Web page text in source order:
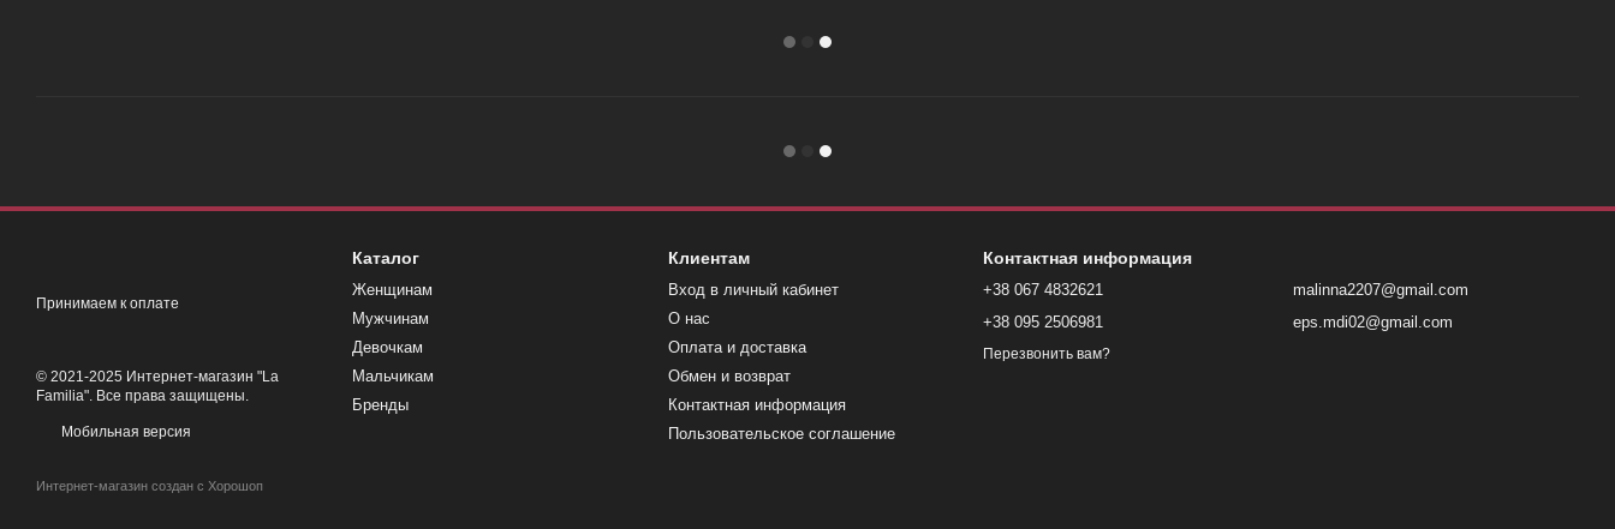
Принимаем к оплате
© 2021-2025 Интернет-магазин "La
Familia". Все права защищены.
Мобильная версия
Интернет-магазин создан с Хорошоп
Каталог
Женщинам
Мужчинам
Девочкам
Мальчикам
Бренды
Клиентам
Вход в личный кабинет
О нас
Оплата и доставка
Обмен и возврат
Контактная информация
Пользовательское соглашение
Контактная информация
+38 067 4832621
+38 095 2506981
Перезвонить вам?
malinna2207@gmail.com
eps.mdi02@gmail.com